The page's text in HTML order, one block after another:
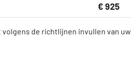
€ 925
de richtlijnen invullen van uw